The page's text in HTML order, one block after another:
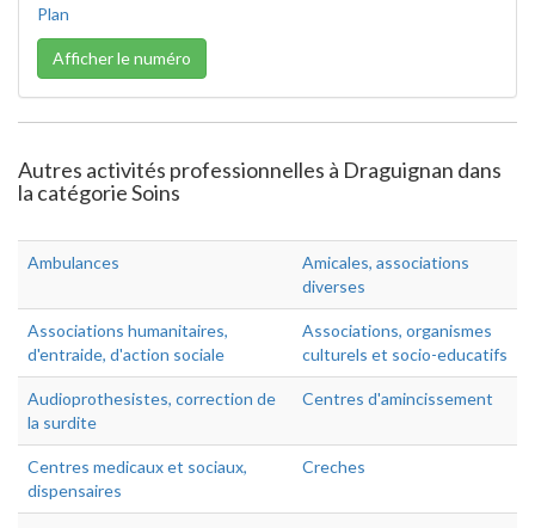
Plan
Afficher le numéro
Autres activités professionnelles à Draguignan dans
la catégorie Soins
Ambulances
Amicales, associations
diverses
Associations humanitaires,
d'entraide, d'action sociale
Associations, organismes
culturels et socio-educatifs
Audioprothesistes, correction de
la surdite
Centres d'amincissement
Centres medicaux et sociaux,
dispensaires
Creches